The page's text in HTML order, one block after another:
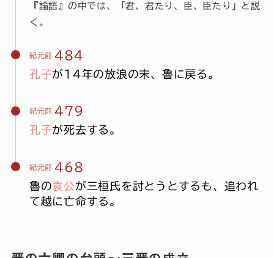
『論語』の中では、「君、君たり、臣、臣たり」と説
く。
紀元前 484
孔子が14年の放浪の末、魯に戻る。
紀元前 479
孔子が死去する。
紀元前 468
魯の袁公が三桓氏を討とうとするも、追われ
て越に亡命する。